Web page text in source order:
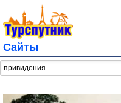
Сайты